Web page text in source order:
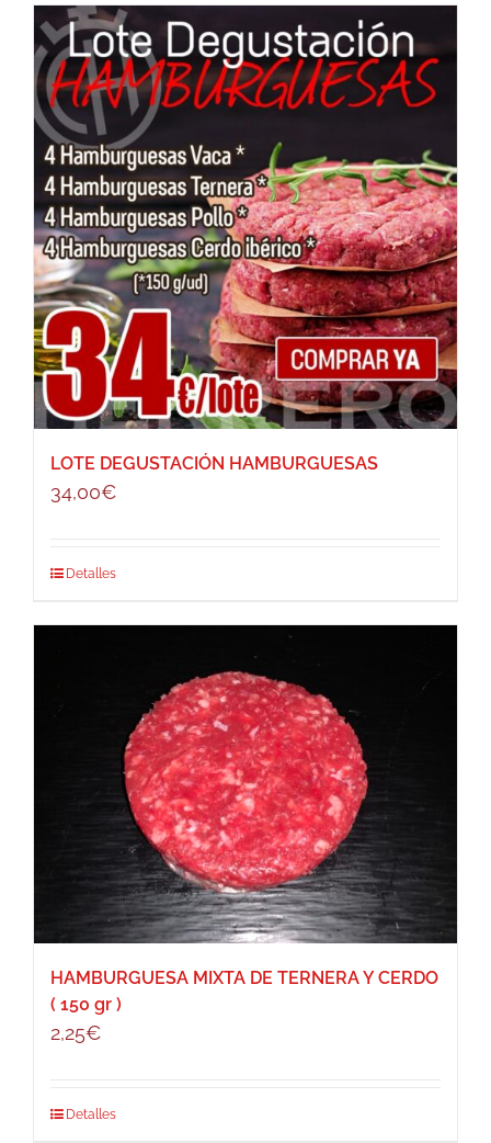
LOTE DEGUSTACIÓN HAMBURGUESAS
34,00€
Detalles
HAMBURGUESA MIXTA DE TERNERA Y CERDO
( 150 gr )
2,25€
Detalles